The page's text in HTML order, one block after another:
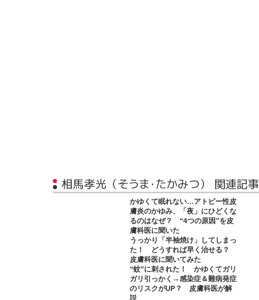
相馬孝光（そうま・たかみつ） 関連記事
かゆくて眠れない…アトピー性皮
膚炎のかゆみ、「夜」にひどくな
るのはなぜ？ “4つの原因”を皮
膚科医に聞いた
うっかり「半袖焼け」してしまっ
た！ どうすれば早く治せる？
皮膚科医に聞いてみた
“蚊”に刺された！ かゆくてガリ
ガリ引っかく→感染症＆難病発症
のリスクがUP？ 皮膚科医が解
説